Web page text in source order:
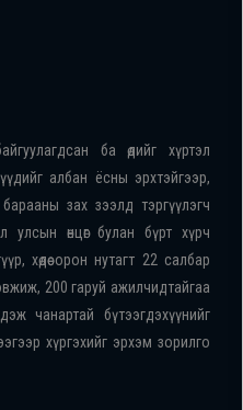
ба өдийг хүртэл
албан ёсны эрхтэйгээр,
зах зээлд тэргүүлэгч
өнцөг булан бүрт хүрч
хөдөө орон нутагт 22 салбар
200 гаруй ажилчидтайгаа
чанартай бүтээгдэхүүнийг
хүргэхийг эрхэм зорилго